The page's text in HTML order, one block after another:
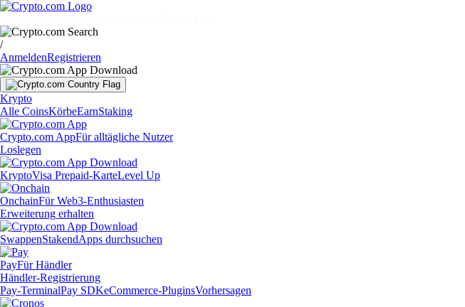
/
AnmeldenRegistrieren
Krypto
Alle CoinsKörbeEarnStaking
Crypto.com AppFür alltägliche Nutzer
Loslegen
KryptoVisa Prepaid-KarteLevel Up
OnchainFür Web3-Enthusiasten
Erweiterung erhalten
SwappenStakendApps durchsuchen
PayFür Händler
Händler-Registrierung
Pay-TerminalPay SDKeCommerce-PluginsVorhersagen